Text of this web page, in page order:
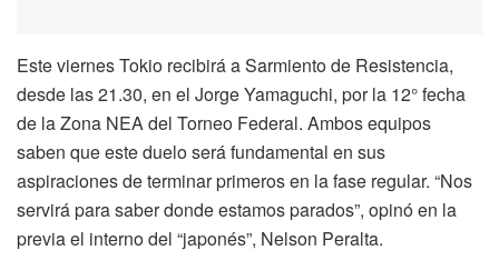
Este viernes Tokio recibirá a Sarmiento de Resistencia,
desde las 21.30, en el Jorge Yamaguchi, por la 12° fecha
de la Zona NEA del Torneo Federal. Ambos equipos
saben que este duelo será fundamental en sus
aspiraciones de terminar primeros en la fase regular. “Nos
servirá para saber donde estamos parados”, opinó en la
previa el interno del “japonés”, Nelson Peralta.